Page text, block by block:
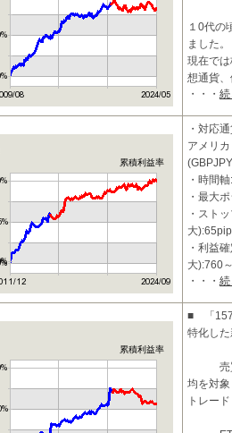
１0代の
ました。
現在で
想通貨
資対象
おかげ様
・・・
累積利益率
・対応
アメリ
・時間
・最大
・スト
大
・利益
大):760
・両建
・・・
累積利益率
■ 「
特化し
売買
均を対
トレード